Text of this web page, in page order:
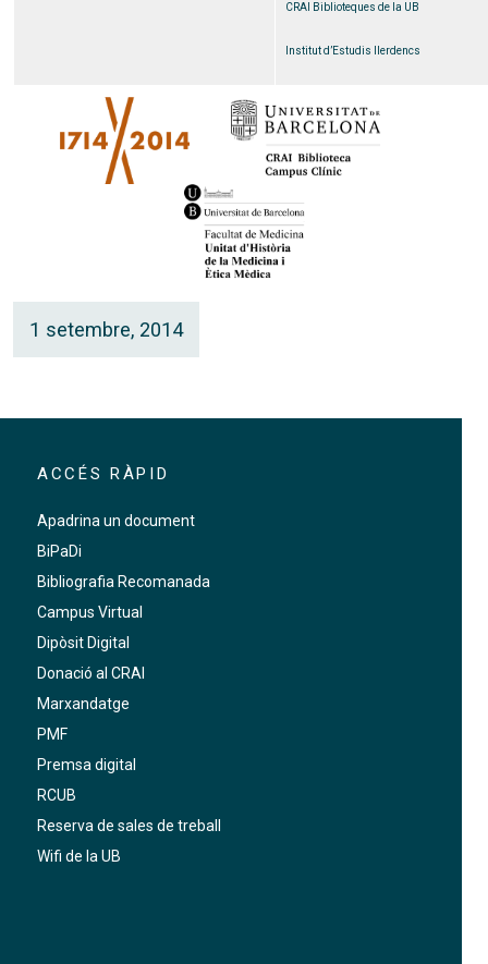
CRAI Biblioteques de la UB
Institut d’Estudis Ilerdencs
1 setembre, 2014
ACCÉS RÀPID
Apadrina un document
BiPaDi
Bibliografia Recomanada
Campus Virtual
Dipòsit Digital
Donació al CRAI
Marxandatge
PMF
Premsa digital
RCUB
Reserva de sales de treball
Wifi de la UB